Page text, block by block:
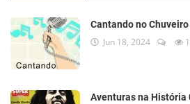
Cantando no
Jun 18, 2024
Aventuras na História